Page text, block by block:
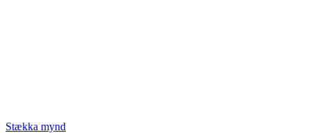
Stækka mynd